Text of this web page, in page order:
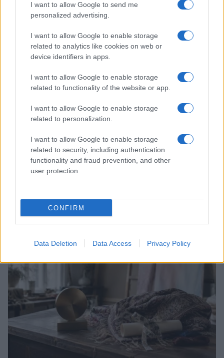
I want to allow Google to send me
personalized advertising.
I want to allow Google to enable storage
related to analytics like cookies on web or
device identifiers in apps.
I want to allow Google to enable storage
related to functionality of the website or app.
I want to allow Google to enable storage
related to personalization.
I want to allow Google to enable storage
related to security, including authentication
functionality and fraud prevention, and other
user protection.
CONFIRM
Data Deletion Data Access Privacy Policy
Copenhagen Fashion Week SS27: le novità che stanno
rivoluzionando la moda
LIFESTYLE
mare e storia
Cristian Castiglioni · 8 Ago 2026